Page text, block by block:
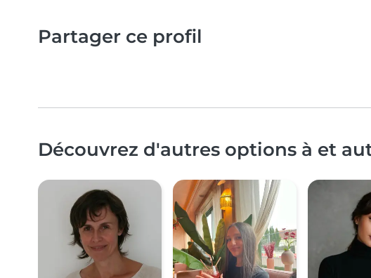
Partager ce profil
Découvrez d'autres options à et